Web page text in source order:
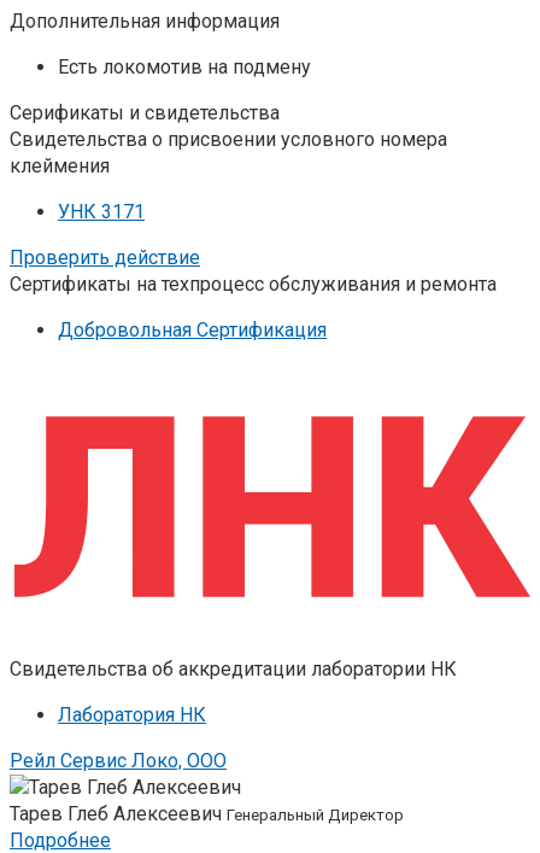
Дополнительная информация
Есть локомотив на подмену
Серификаты и свидетельства
Свидетельства о присвоении условного номера
клеймения
УНК 3171
Проверить действие
Сертификаты на техпроцесс обслуживания и ремонта
Добровольная Сертификация
Свидетельства об аккредитации лаборатории НК
Лаборатория НК
Рейл Сервис Локо, ООО
Тарев Глеб Алексеевич Генеральный Директор
Подробнее